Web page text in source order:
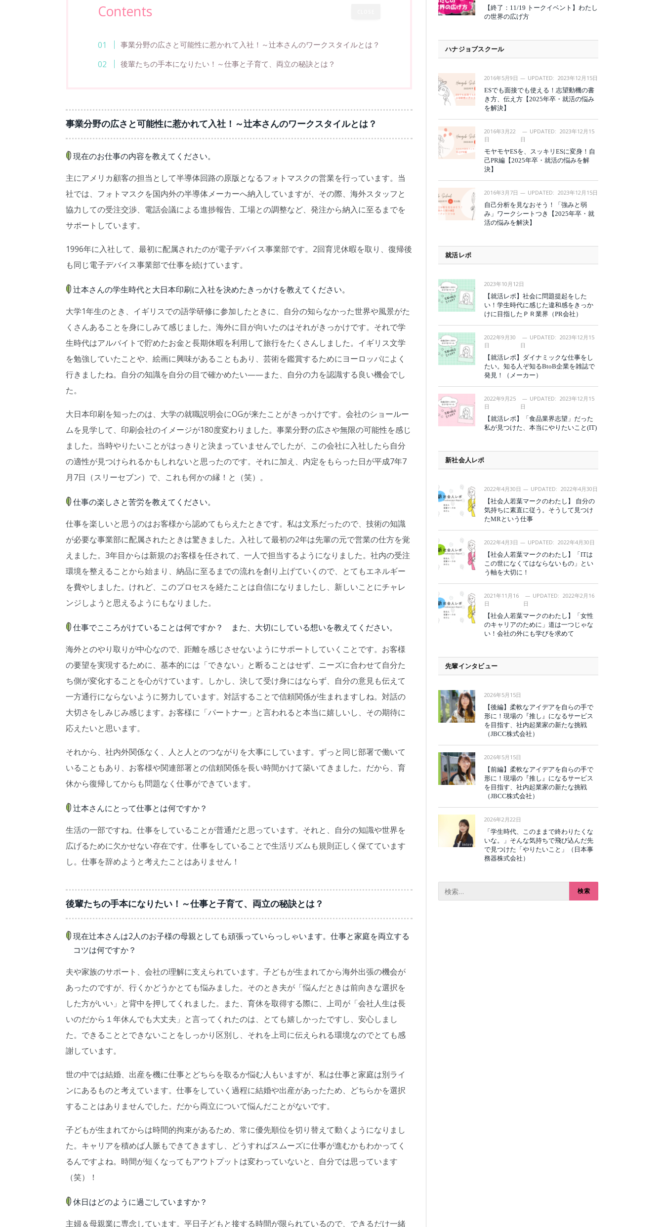
Contents
事業分野の広さと可能性に惹かれて入社！～辻本さんのワークスタイルとは？
後輩たちの手本になりたい！～仕事と子育て、両立の秘訣とは？
事業分野の広さと可能性に惹かれて入社！～辻本さんのワークスタイルとは？
現在のお仕事の内容を教えてください。
主にアメリカ顧客の担当として半導体回路の原版となるフォトマスクの営業を行っています。当
社では、フォトマスクを国内外の半導体メーカーへ納入していますが、その際、海外スタッフと
協力しての受注交渉、電話会議による進捗報告、工場との調整など、発注から納入に至るまでを
サポートしています。
1996年に入社して、最初に配属されたのが電子デバイス事業部です。2回育児休暇を取り、復帰後
も同じ電子デバイス事業部で仕事を続けています。
辻本さんの学生時代と大日本印刷に入社を決めたきっかけを教えてください。
大学1年生のとき、イギリスでの語学研修に参加したときに、自分の知らなかった世界や風景がた
くさんあることを身にしみて感じました。海外に目が向いたのはそれがきっかけです。それで学
生時代はアルバイトで貯めたお金と長期休暇を利用して旅行をたくさんしました。イギリス文学
を勉強していたことや、絵画に興味があることもあり、芸術を鑑賞するためにヨーロッパによく
行きましたね。自分の知識を自分の目で確かめたい――また、自分の力を認識する良い機会でし
た。
大日本印刷を知ったのは、大学の就職説明会にOGが来たことがきっかけです。会社のショールー
ムを見学して、印刷会社のイメージが180度変わりました。事業分野の広さや無限の可能性を感じ
ました。当時やりたいことがはっきりと決まっていませんでしたが、この会社に入社したら自分
の適性が見つけられるかもしれないと思ったのです。それに加え、内定をもらった日が平成7年7
月7日（スリーセブン）で、これも何かの縁！と（笑）。
仕事の楽しさと苦労を教えてください。
仕事を楽しいと思うのはお客様から認めてもらえたときです。私は文系だったので、技術の知識
が必要な事業部に配属されたときは驚きました。入社して最初の2年は先輩の元で営業の仕方を覚
えました。3年目からは新規のお客様を任されて、一人で担当するようになりました。社内の受注
環境を整えることから始まり、納品に至るまでの流れを創り上げていくので、とてもエネルギー
を費やしました。けれど、このプロセスを経たことは自信になりましたし、新しいことにチャレ
ンジしようと思えるようにもなりました。
仕事でこころがけていることは何ですか？ また、大切にしている想いを教えてください。
海外とのやり取りが中心なので、距離を感じさせないようにサポートしていくことです。お客様
の要望を実現するために、基本的には「できない」と断ることはせず、ニーズに合わせて自分た
ち側が変化することを心がけています。しかし、決して受け身にはならず、自分の意見も伝えて
一方通行にならないように努力しています。対話することで信頼関係が生まれますしね。対話の
大切さをしみじみ感じます。お客様に「パートナー」と言われると本当に嬉しいし、その期待に
応えたいと思います。
それから、社内外関係なく、人と人とのつながりを大事にしています。ずっと同じ部署で働いて
いることもあり、お客様や関連部署との信頼関係を長い時間かけて築いてきました。だから、育
休から復帰してからも問題なく仕事ができています。
辻本さんにとって仕事とは何ですか？
生活の一部ですね。仕事をしていることが普通だと思っています。それと、自分の知識や世界を
広げるために欠かせない存在です。仕事をしていることで生活リズムも規則正しく保てています
し。仕事を辞めようと考えたことはありません！
後輩たちの手本になりたい！～仕事と子育て、両立の秘訣とは？
現在辻本さんは2人のお子様の母親としても頑張っていらっしゃいます。仕事と家庭を両立する
コツは何ですか？
夫や家族のサポート、会社の理解に支えられています。子どもが生まれてから海外出張の機会が
あったのですが、行くかどうかとても悩みました。そのとき夫が「悩んだときは前向きな選択を
した方がいい」と背中を押してくれました。また、育休を取得する際に、上司が「会社人生は長
いのだから１年休んでも大丈夫」と言ってくれたのは、とても嬉しかったですし、安心しまし
た。できることとできないことをしっかり区別し、それを上司に伝えられる環境なのでとても感
謝しています。
世の中では結婚、出産を機に仕事とどちらを取るか悩む人もいますが、私は仕事と家庭は別ライ
ンにあるものと考えています。仕事をしていく過程に結婚や出産があったため、どちらかを選択
することはありませんでした。だから両立について悩んだことがないです。
子どもが生まれてからは時間的拘束があるため、常に優先順位を切り替えて動くようになりまし
た。キャリアを積めば人脈もできてきますし、どうすればスムーズに仕事が進むかもわかってく
るんですよね。時間が短くなってもアウトプットは変わっていないと、自分では思っています
（笑）！
休日はどのように過ごしていますか？
主婦＆母親業に専念しています。平日子どもと接する時間が限られているので、できるだけ一緒
【終了：11/19 トークイベント】わたし
の世界の広げ方
ハナジョブスクール
2016年5月9日 UPDATED: 2023年12月15日
ESでも面接でも使える！志望動機の書
き方、伝え方【2025年卒・就活の悩み
を解決】
2016年3月22
日
UPDATED: 2023年12月15
日
モヤモヤESを、スッキリESに変身！自
己PR編【2025年卒・就活の悩みを解
決】
2016年3月7日 UPDATED: 2023年12月15日
自己分析を見なおそう！「強みと弱
み」ワークシートつき【2025年卒・就
活の悩みを解決】
就活レポ
2023年10月12日
【就活レポ】社会に問題提起をした
い！学生時代に感じた違和感をきっか
けに目指したＰＲ業界（PR会社）
2022年9月30
日
UPDATED: 2023年12月15
日
【就活レポ】ダイナミックな仕事をし
たい。知る人ぞ知るBtoB企業を雑誌で
発見！（メーカー）
2022年9月25
日
UPDATED: 2023年12月15
日
【就活レポ】「食品業界志望」だった
私が見つけた、本当にやりたいこと(IT)
新社会人レポ
2022年4月30日 UPDATED: 2022年4月30日
【社会人若葉マークのわたし】 自分の
気持ちに素直に従う。そうして見つけ
たMRという仕事
2022年4月3日 UPDATED: 2022年4月30日
【社会人若葉マークのわたし】「ITは
この世になくてはならないもの」とい
う軸を大切に！
2021年11月16
日
UPDATED: 2022年2月16
日
【社会人若葉マークのわたし】「女性
のキャリアのために」道は一つじゃな
い！会社の外にも学びを求めて
先輩インタビュー
2026年5月15日
【後編】柔軟なアイデアを自らの手で
形に！現場の『推し』になるサービス
を目指す、社内起業家の新たな挑戦
（JBCC株式会社）
2026年5月15日
【前編】柔軟なアイデアを自らの手で
形に！現場の『推し』になるサービス
を目指す、社内起業家の新たな挑戦
（JBCC株式会社）
2026年2月22日
「学生時代、このままで終わりたくな
いな。」そんな気持ちで飛び込んだ先
で見つけた「やりたいこと」（日本事
務器株式会社）